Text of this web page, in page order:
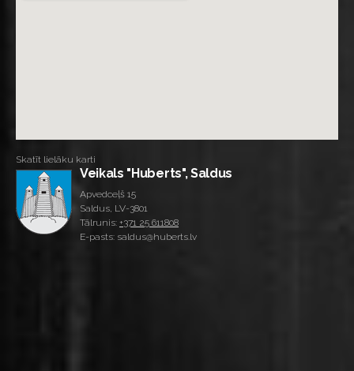
Skatīt lielāku karti
Veikals "Huberts", Saldus
Apvedceļš 15
Saldus, LV-3801
Tālrunis: +371 25 611808
E-pasts: saldus@huberts.lv